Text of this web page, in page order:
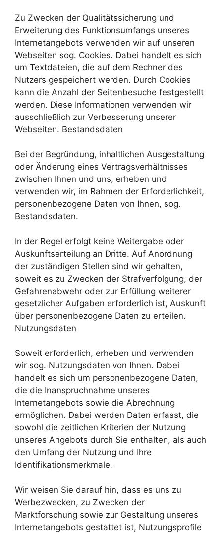
Zu Zwecken der Qualitätssicherung und
Erweiterung des Funktionsumfangs unseres
Internetangebots verwenden wir auf unseren
Webseiten sog. Cookies. Dabei handelt es sich
um Textdateien, die auf dem Rechner des
Nutzers gespeichert werden. Durch Cookies
kann die Anzahl der Seitenbesuche festgestellt
werden. Diese Informationen verwenden wir
ausschließlich zur Verbesserung unserer
Webseiten. Bestandsdaten
Bei der Begründung, inhaltlichen Ausgestaltung
oder Änderung eines Vertragsverhältnisses
zwischen Ihnen und uns, erheben und
verwenden wir, im Rahmen der Erforderlichkeit,
personenbezogene Daten von Ihnen, sog.
Bestandsdaten.
In der Regel erfolgt keine Weitergabe oder
Auskunftserteilung an Dritte. Auf Anordnung
der zuständigen Stellen sind wir gehalten,
soweit es zu Zwecken der Strafverfolgung, der
Gefahrenabwehr oder zur Erfüllung weiterer
gesetzlicher Aufgaben erforderlich ist, Auskunft
über personenbezogene Daten zu erteilen.
Nutzungsdaten
Soweit erforderlich, erheben und verwenden
wir sog. Nutzungsdaten von Ihnen. Dabei
handelt es sich um personenbezogene Daten,
die die Inanspruchnahme unseres
Internetangebots sowie die Abrechnung
ermöglichen. Dabei werden Daten erfasst, die
sowohl die zeitlichen Kriterien der Nutzung
unseres Angebots durch Sie enthalten, als auch
den Umfang der Nutzung und Ihre
Identifikationsmerkmale.
Wir weisen Sie darauf hin, dass es uns zu
Werbezwecken, zu Zwecken der
Marktforschung sowie zur Gestaltung unseres
Internetangebots gestattet ist, Nutzungsprofile